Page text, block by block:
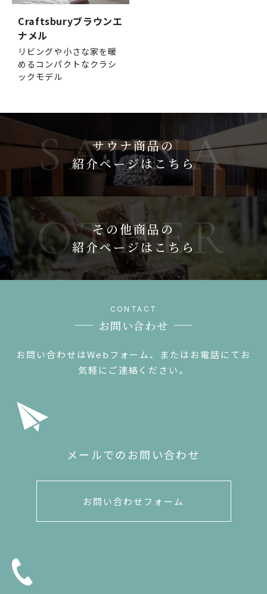
Craftsburyブラウンエ
ナメル
リビングや小さな家を暖
めるコンパクトなクラシ
ックモデル
サウナ商品の
紹介ページはこちら
その他商品の
紹介ページはこちら
お問い合わせ
お問い合わせはWebフォーム、またはお電話にてお
気軽にご連絡ください。
メールでのお問い合わせ
お問い合わせフォーム